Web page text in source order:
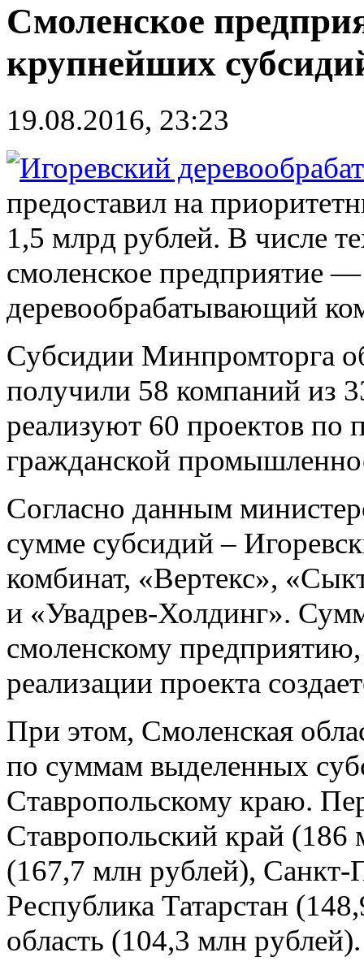
Смоленское
крупнейших
19.08.2016, 23:23
предоставил на
1,5 млрд рублей. В числе
смоленское предприятие
деревообрабатывающий
Субсидии Минпромторга
получили 58 компаний из
реализуют 60 проектов по
гражданской
Согласно данным
сумме субсидий –
комбинат, «Вертекс»,
и «Увадрев-Холдинг».
смоленскому
реализации проекта
При этом, Смоленская
по суммам выделенных
Ставропольскому краю.
Ставропольский край (186
(167,7 млн рублей), Санкт-
Республика Татарстан
область (104,3 млн рублей).